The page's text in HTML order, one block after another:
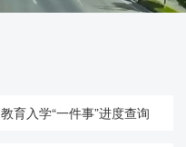
教育入学“一件事”进度查询